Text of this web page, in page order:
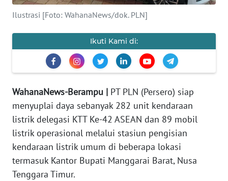
Ilustrasi [Foto: WahanaNews/dok. PLN]
Ikuti Kami di:
WahanaNews-Berampu | PT PLN (Persero) siap
menyuplai daya sebanyak 282 unit kendaraan
listrik delegasi KTT Ke-42 ASEAN dan 89 mobil
listrik operasional melalui stasiun pengisian
kendaraan listrik umum di beberapa lokasi
termasuk Kantor Bupati Manggarai Barat, Nusa
Tenggara Timur.
INFO
PEDOMAN
MEDIA
SIBER
REDAKSI
KARIR